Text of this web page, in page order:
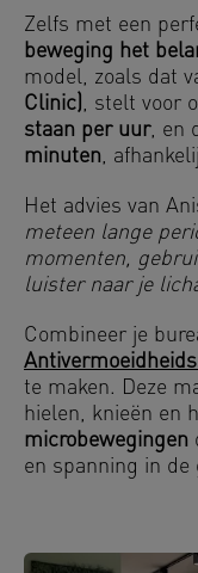
Zelfs met een
beweging het
model, zoals dat
Clinic), stelt voor
staan per uur, en
minuten,
Het advies van
meteen lange
momenten,
luister naar je
Combineer je
te maken. Deze
hielen, knieën en
microbewegingen
en spanning in de